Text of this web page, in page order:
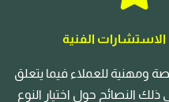
الفنية
ومهنية للعملاء فيما يتعلق
ذلك النصائح حول اختيار النوع